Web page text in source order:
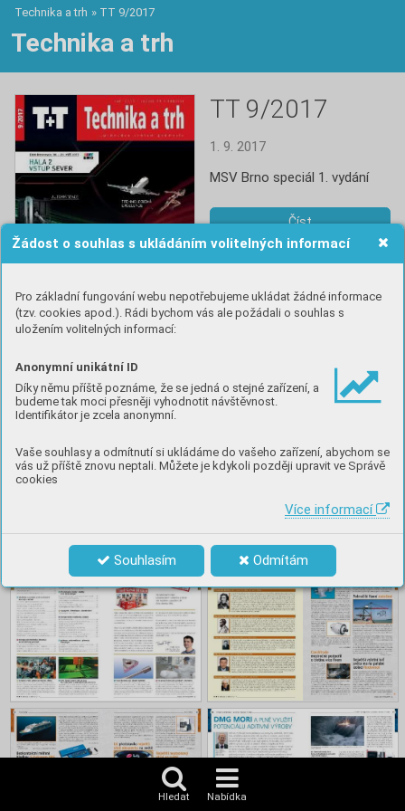
Žádost o souhlas s ukládáním volitelných informací
Pro základní fungování webu nepotřebujeme ukládat žádné informace
(tzv. cookies apod.). Rádi bychom vás ale požádali o souhlas s
uložením volitelných informací:
Anonymní unikátní ID
Díky němu příště poznáme, že se jedná o stejné zařízení, a
budeme tak moci přesněji vyhodnotit návštěvnost.
Identifikátor je zcela anonymní.
Vaše souhlasy a odmítnutí si ukládáme do vašeho zařízení, abychom se
vás už příště znovu neptali. Můžete je kdykoli později upravit ve Správě
cookies
Více informací
Souhlasím Odmítám
TT 9/2017
1. 9. 2017
MSV Brno speciál 1. vydání
Číst
Obsah
Technika a trh » TT 9/2017
Technika a trh
Hledat Nabídka